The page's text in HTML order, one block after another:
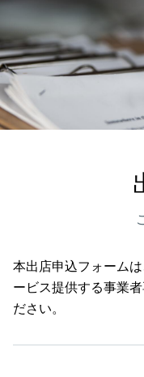
本出店申込フォーム
ービス提供する事業
ださい。